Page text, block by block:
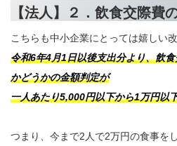
【法人】２．飲食交際費
こちらも中小企業にとっては嬉しい改
令和6年4月1日以後支出分より、飲
かどうかの金額判定が
一人あたり5,000円以下から1万円以
つまり、今まで2人で2万円の食事を